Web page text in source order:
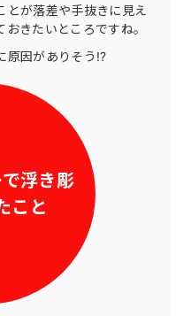
とが落差や手抜きに見え
きたいところですね。
原因がありそう!?
浮き彫
こと